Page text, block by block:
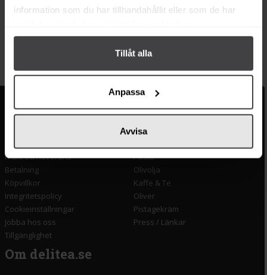
information som du har tillhandahållit eller som de har
Tillåt alla
Anpassa
Avvisa
Puck Creamy Spread 500g Puck Creamy Spread 910g
Kundservice
Frakt och leverans
Betalning
Köpvillkor
Integritetspolicy
Cookieinställningar
Jobba hos oss
Tillgänglighet
Populära länkar
Monin
Pasta
Olivolja
Kaffe & Te
Oliver
Pistagekräm
Press / Länkar
Om delitea.se